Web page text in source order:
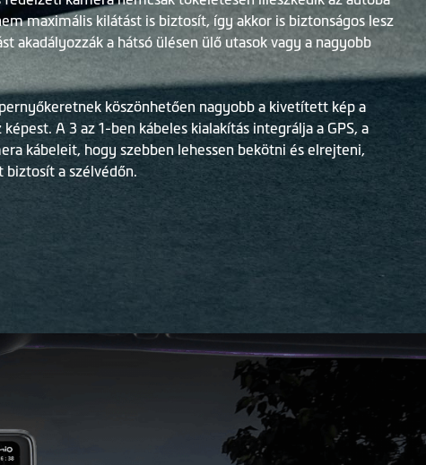
maximális kilátást is biztosít, így akkor is biztonságos lesz
akadályozzák a hátsó ülésen ülő utasok vagy a nagyobb
köszönhetően nagyobb a kivetített kép a
A 3 az 1-ben kábeles kialakítás integrálja a GPS, a
kábeleit, hogy szebben lehessen bekötni és elrejteni,
biztosít a szélvédőn.